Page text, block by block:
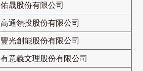
佑晟股份有限公司
高通領投股份有限公司
豐光創能股份有限公司
有意義文理股份有限公司